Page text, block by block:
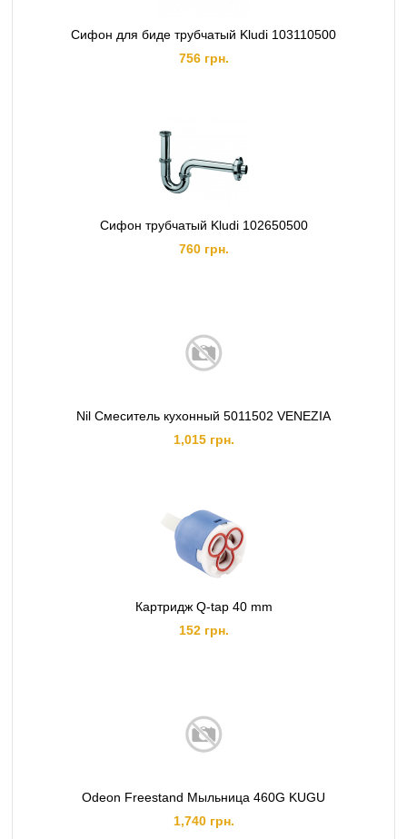
Сифон для биде трубчатый Kludi 103110500
756 грн.
Сифон трубчатый Kludi 102650500
760 грн.
Nil Смеситель кухонный 5011502 VENEZIA
1,015 грн.
Картридж Q-tap 40 mm
152 грн.
Odeon Freestand Мыльница 460G KUGU
1,740 грн.